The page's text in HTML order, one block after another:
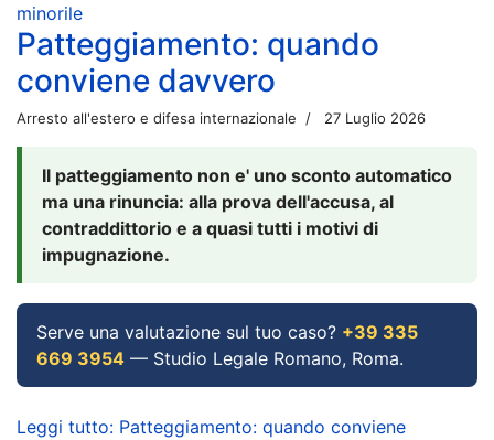
minorile
Patteggiamento: quando
conviene davvero
Arresto all'estero e difesa internazionale 27 Luglio 2026
Il patteggiamento non e' uno sconto automatico
ma una rinuncia: alla prova dell'accusa, al
contraddittorio e a quasi tutti i motivi di
impugnazione.
Serve una valutazione sul tuo caso? +39 335
669 3954 — Studio Legale Romano, Roma.
Leggi tutto: Patteggiamento: quando conviene